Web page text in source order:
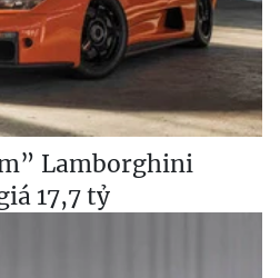
Lamborghini
17,7 tỷ